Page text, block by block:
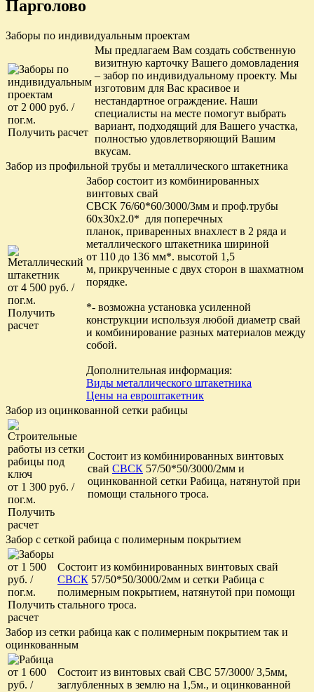
Парголово
Заборы по индивидуальным проектам
от 2 000 руб. /
пог.м.
Получить расчет
Мы предлагаем Вам создать собственную
визитную карточку Вашего домовладения
– забор по индивидуальному проекту. Мы
изготовим для Вас красивое и
нестандартное ограждение. Наши
специалисты на месте помогут выбрать
вариант, подходящий для Вашего участка,
полностью удовлетворяющий Вашим
вкусам.
Забор из профильной трубы и металлического штакетника
от 4 500 руб. /
пог.м.
Получить
расчет
Забор состоит из комбинированных
винтовых свай
СВСК 76/60*60/3000/3мм и проф.трубы
60х30х2.0* для поперечных
планок, приваренных внахлест в 2 ряда и
металлического штакетника шириной
от 110 до 136 мм*. высотой 1,5
м, прикрученные с двух сторон в шахматном
порядке.
*- возможна установка усиленной
конструкции используя любой диаметр свай
и комбинирование разных материалов между
собой.
Дополнительная информация:
Виды металлического штакетника
Цены на евроштакетник
Забор из оцинкованной сетки рабицы
от 1 300 руб. /
пог.м.
Получить
расчет
Состоит из комбинированных винтовых
свай СВСК 57/50*50/3000/2мм и
оцинкованной сетки Рабица, натянутой при
помощи стального троса.
Забор с сеткой рабица с полимерным покрытием
от 1 500
руб. /
пог.м.
Получить
расчет
Состоит из комбинированных винтовых свай
СВСК 57/50*50/3000/2мм и сетки Рабица с
полимерным покрытием, натянутой при помощи
стального троса.
Забор из сетки рабица как с полимерным покрытием так и
оцинкованным
от 1 600
руб. /
Состоит из винтовых свай СВС 57/3000/ 3,5мм,
заглубленных в землю на 1,5м., и оцинкованной